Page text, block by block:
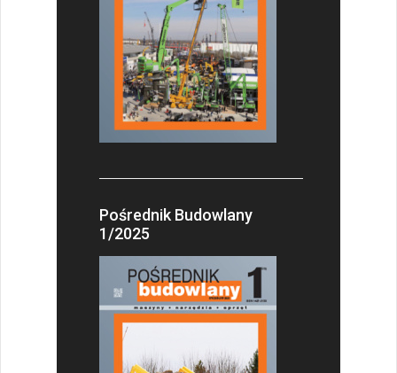
Pośrednik Budowlany
1/2025